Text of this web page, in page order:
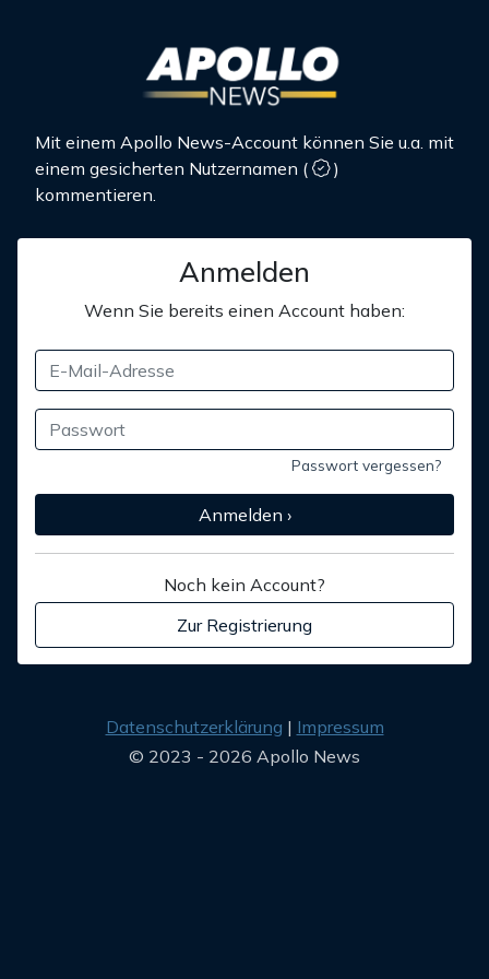
Mit einem Apollo News-Account können Sie u.a. mit
einem gesicherten Nutzernamen (
)
kommentieren.
Anmelden
Wenn Sie bereits einen Account haben:
Passwort vergessen?
Anmelden ›
Noch kein Account?
Zur Registrierung
Datenschutzerklärung
Impressum
© 2023 - 2026 Apollo News